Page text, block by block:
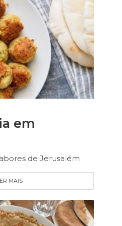
em
de Jerusalém
MAIS